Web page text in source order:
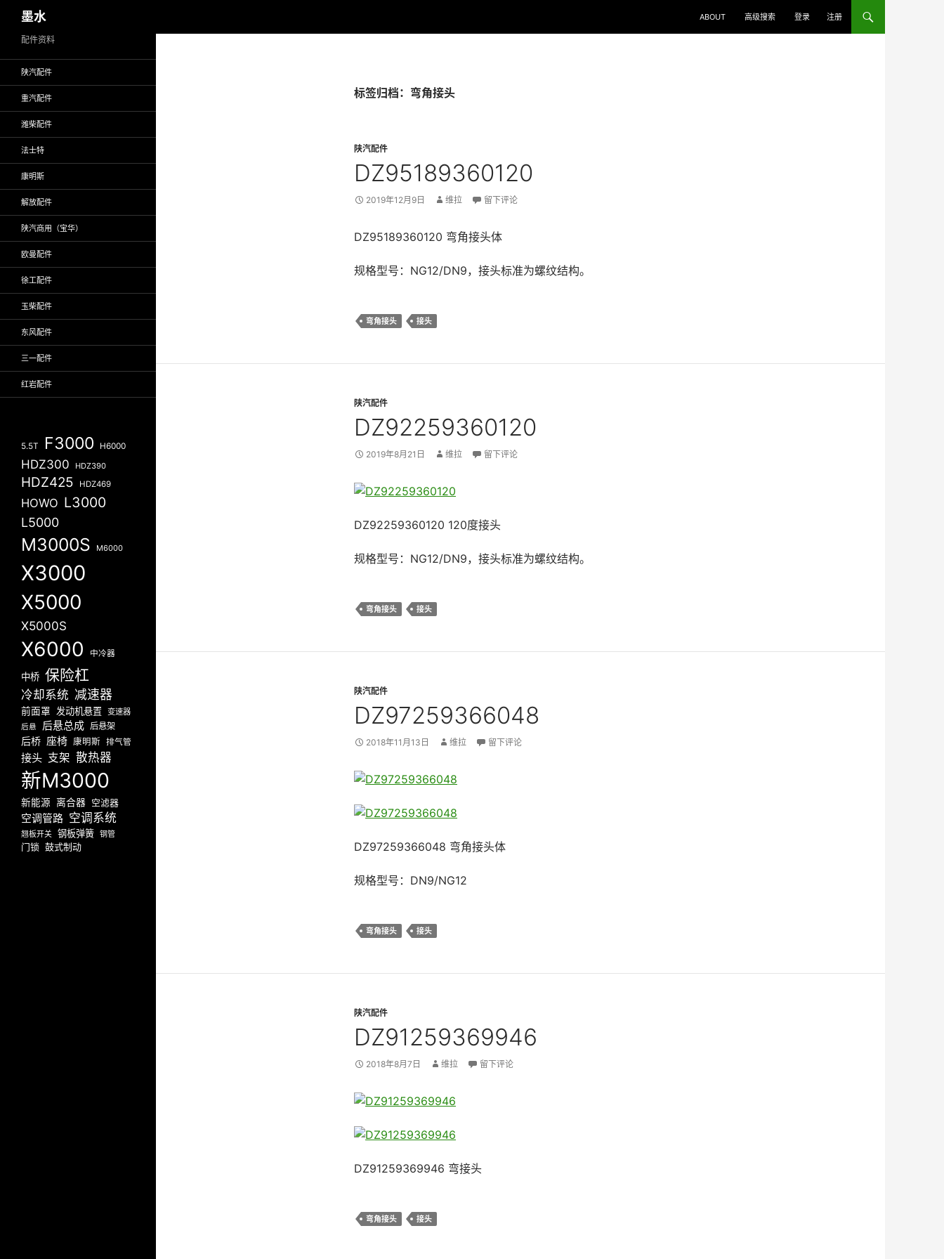
至
墨水 ABOUT 高级搜索 登录 注册
标签归档：弯角接头
陕汽配件
DZ95189360120
2019年12月9日 维拉 留下评论
DZ95189360120 弯角接头体
规格型号：NG12/DN9，接头标准为螺纹结构。
弯角接头 接头
陕汽配件
DZ92259360120
2019年8月21日 维拉 留下评论
DZ92259360120 120度接头
规格型号：NG12/DN9，接头标准为螺纹结构。
弯角接头 接头
陕汽配件
DZ97259366048
2018年11月13日 维拉 留下评论
DZ97259366048 弯角接头体
规格型号：DN9/NG12
弯角接头 接头
陕汽配件
DZ91259369946
2018年8月7日 维拉 留下评论
DZ91259369946 弯接头
弯角接头 接头
配件资料
陕汽配件
重汽配件
潍柴配件
法士特
康明斯
解放配件
陕汽商用（宝华）
欧曼配件
徐工配件
玉柴配件
东风配件
三一配件
红岩配件
5.5T F3000 H6000
HDZ300 HDZ390
HDZ425 HDZ469
HOWO L3000
L5000
M3000S M6000
X3000
X5000
X5000S
X6000 中冷器
中桥 保险杠
冷却系统 减速器
前面罩 发动机悬置 变速器
后悬 后悬总成 后悬架
后桥 座椅 康明斯 排气管
接头 支架 散热器
新M3000
新能源 离合器 空滤器
空调管路 空调系统
翘板开关 钢板弹簧 钢管
门锁 鼓式制动